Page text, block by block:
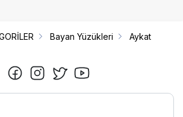
Bayan Yüzükleri Aykat